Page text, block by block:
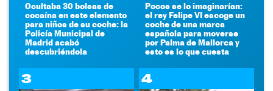
Ocultaba 30 bolsas de
cocaína en este elemento
para niños de su coche: la
Policía Municipal de
Madrid acabó
descubriéndola
Pocos se lo imaginarían:
el rey Felipe VI escoge un
coche de una marca
española para moverse
por Palma de Mallorca y
esto es lo que cuesta
3 4